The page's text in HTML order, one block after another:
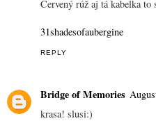
Červený rúž aj tá kabelka
31shadesofaubergine
REPLY
Bridge of Memories
krasa! slusi:)